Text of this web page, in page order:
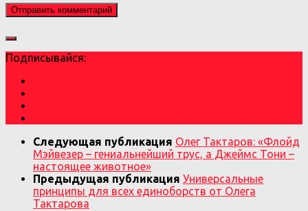
Подписывайся:
Следующая публикация Олег Тактаров: «Флойд
Мэйвезер – гениальнейший трус, а Джеймс Тони –
настоящее животное»
Предыдущая публикация Универсальные
принципы для всех единоборств от Олега
Тактарова